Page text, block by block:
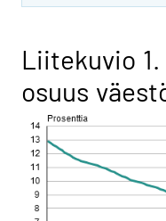
Liitekuvio
osuus